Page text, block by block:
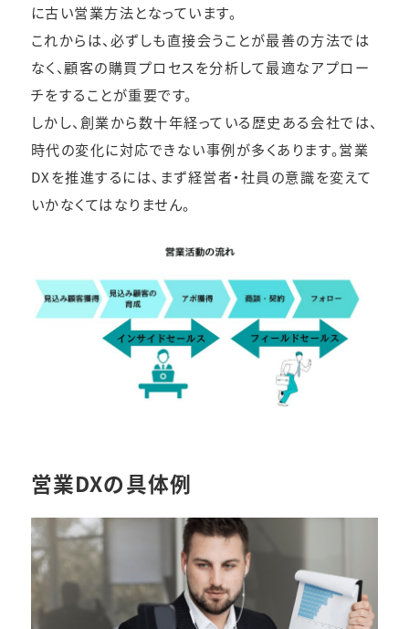
に古い営業方法となっています。
これからは、必ずしも直接会うことが最善の方法では
なく、顧客の購買プロセスを分析して最適なアプロー
チをすることが重要です。
しかし、創業から数十年経っている歴史ある会社では、
時代の変化に対応できない事例が多くあります。営業
DXを推進するには、まず経営者・社員の意識を変えて
いかなくてはなりません。
営業DXの具体例